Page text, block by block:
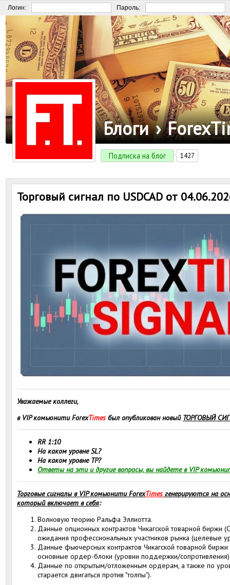
Логин: Пароль:
Блоги ›
Подписка на блог 1427
Торговый сигнал по USDCAD от
Уважаемые коллеги,
в VIP комьюнити ForexTimes был опубликован новый ТОРГОВЫЙ
RR 1:10
На каком уровне SL?
На каком уровне TP?
Ответы на эти и другие вопросы, вы найдете в VIP
Торговые сигналы в VIP комьюнити ForexTimes генерируются на
который включает в себя:
Волновую теорию Ральфа Эллиотта.
Данные опционных контрактов Чикагской товарной биржи
ожидания профессиональных участников рынка (целевые
Данные фьючерсных контрактов Чикагской товарной
основные ордер-блоки (уровни поддержки/
Данные по открытым/отложенным ордерам, а также по
старается двигаться против "толпы").